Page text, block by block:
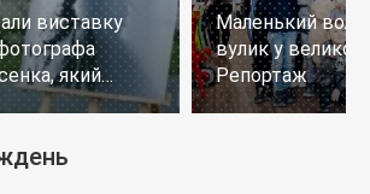
виставку
який
Маленький
вулик у
Репортаж